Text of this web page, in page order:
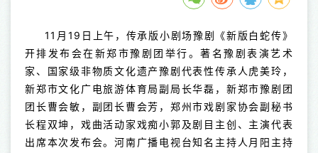
11月19日上午，传承版小剧场豫剧《新版白蛇传》
开排发布会在新郑市豫剧团举行。著名豫剧表演艺术
家、国家级非物质文化遗产豫剧代表性传承人虎美玲，
新郑市文化广电旅游体育局副局长华磊，新郑市豫剧团
团长曹会敏，副团长曹会芳，郑州市戏剧家协会副秘书
长程双坤，戏曲活动家戏痴小郭及剧目主创、主演代表
出席本次发布会。河南广播电视台知名主持人月阳主持